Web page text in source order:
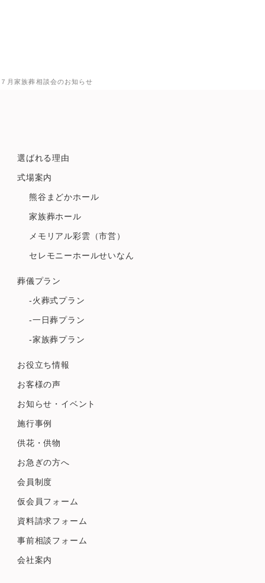
７月家族葬相談会のお知らせ
選ばれる理由
式場案内
熊谷まどかホール
家族葬ホール
メモリアル彩雲（市営）
セレモニーホールせいなん
葬儀プラン
-火葬式プラン
-一日葬プラン
-家族葬プラン
お役立ち情報
お客様の声
お知らせ・イベント
施行事例
供花・供物
お急ぎの方へ
会員制度
仮会員フォーム
資料請求フォーム
事前相談フォーム
会社案内